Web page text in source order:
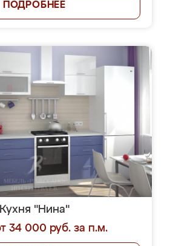
ПОДРОБНЕЕ
Кухня "Нина"
34 000 руб. за п.м.